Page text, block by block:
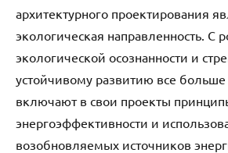
архитектурного проектирования
экологическая направленность. С
экологической осознанности и
устойчивому развитию все больше
включают в свои проекты
энергоэффективности и
возобновляемых источников